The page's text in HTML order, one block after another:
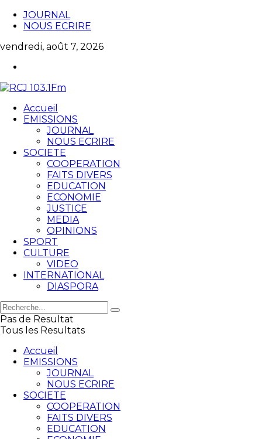
JOURNAL
NOUS ECRIRE
vendredi, août 7, 2026
Accueil
EMISSIONS
JOURNAL
NOUS ECRIRE
SOCIETE
COOPERATION
FAITS DIVERS
EDUCATION
ECONOMIE
JUSTICE
MEDIA
OPINIONS
SPORT
CULTURE
VIDEO
INTERNATIONAL
DIASPORA
Pas de Resultat
Tous les Resultats
Accueil
EMISSIONS
JOURNAL
NOUS ECRIRE
SOCIETE
COOPERATION
FAITS DIVERS
EDUCATION